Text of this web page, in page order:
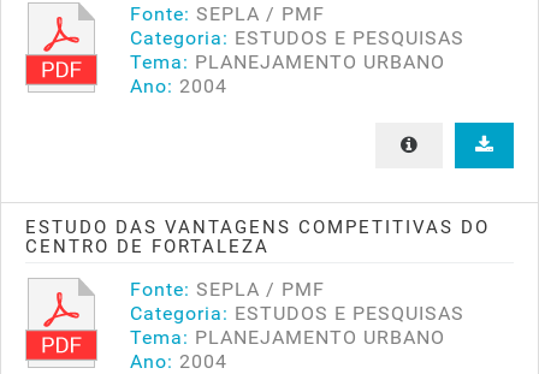
Fonte: SEPLA / PMF
Categoria: ESTUDOS E PESQUISAS
Tema: PLANEJAMENTO URBANO
Ano: 2004
ESTUDO DAS VANTAGENS COMPETITIVAS DO
CENTRO DE FORTALEZA
Fonte: SEPLA / PMF
Categoria: ESTUDOS E PESQUISAS
Tema: PLANEJAMENTO URBANO
Ano: 2004